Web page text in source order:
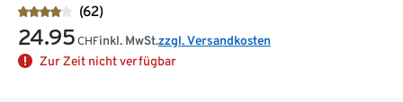
(62)
24.95 CHFinkl. MwSt.zzgl. Versandkosten
Zur Zeit nicht verfügbar